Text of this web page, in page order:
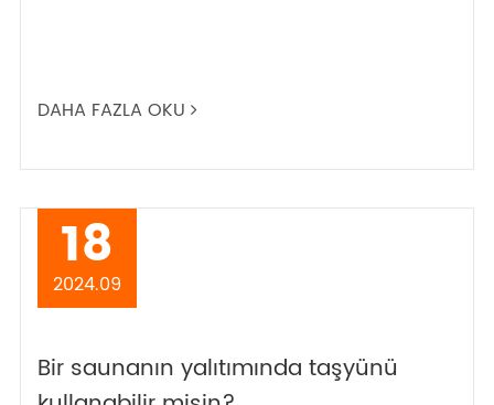
DAHA FAZLA OKU
18
2024.09
Bir saunanın yalıtımında taşyünü